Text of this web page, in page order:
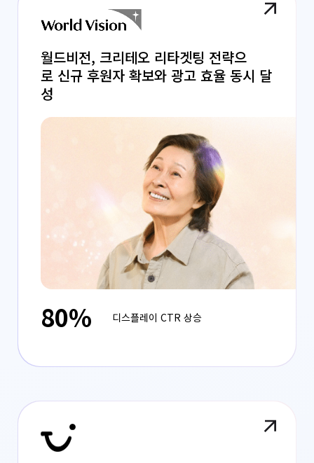
월드비전, 크리테오 리타겟팅 전략으
로 신규 후원자 확보와 광고 효율 동시 달
성
80% 디스플레이 CTR 상승